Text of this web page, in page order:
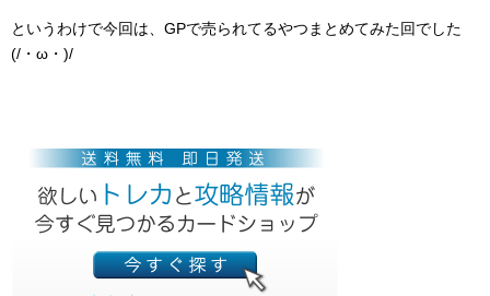
というわけで今回は、GPで売られてるやつまとめてみた回でした
(/・ω・)/